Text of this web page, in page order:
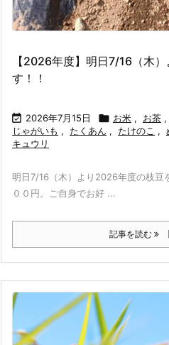
【2026年度】明日7/16（木
す！！
 2026年7月15日  お米 , お茶 ,
じゃがいも , たくあん , たけのこ ,
キュウリ
明日7/16（木）より2026年度の枝豆
００円。ご自身でお好 ...
記事を読む